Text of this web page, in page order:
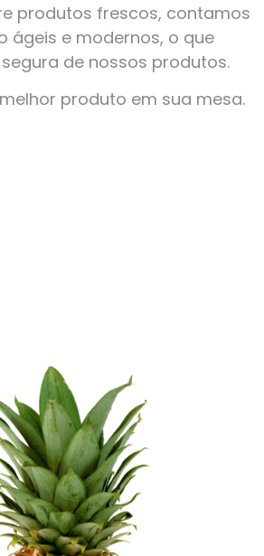
produtos frescos, contamos
ágeis e modernos, o que
de nossos produtos.
produto em sua mesa.